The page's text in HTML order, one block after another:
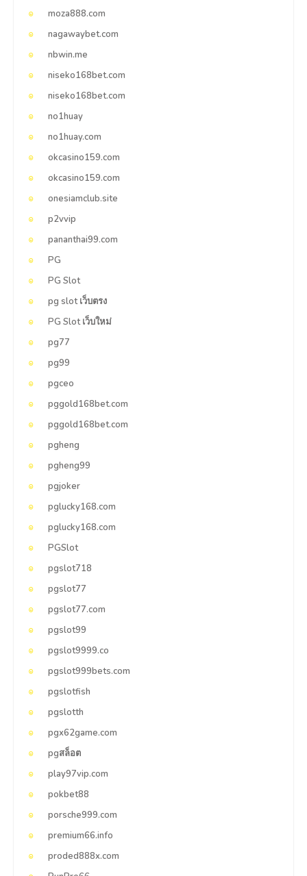
moza888.com
nagawaybet.com
nbwin.me
niseko168bet.com
niseko168bet.com
no1huay
no1huay.com
okcasino159.com
okcasino159.com
onesiamclub.site
p2vvip
pananthai99.com
PG
PG Slot
pg slot เว็บตรง
PG Slot เว็บใหม่
pg77
pg99
pgceo
pggold168bet.com
pggold168bet.com
pgheng
pgheng99
pgjoker
pglucky168.com
pglucky168.com
PGSlot
pgslot718
pgslot77
pgslot77.com
pgslot99
pgslot9999.co
pgslot999bets.com
pgslotfish
pgslotth
pgx62game.com
pgสล็อต
play97vip.com
pokbet88
porsche999.com
premium66.info
proded888x.com